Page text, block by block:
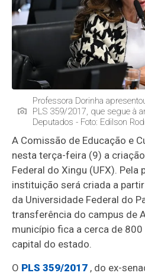
Professora Dorinha
PLS 359/2017, que segue à
Deputados - Foto: Edilson
A Comissão de Educação e
nesta terça-feira (9) a
Federal do Xingu (UFX). Pela
instituição será criada a
da Universidade Federal do
transferência do campus de
município fica a cerca de
capital do estado.
O PLS 359/2017 , do ex-